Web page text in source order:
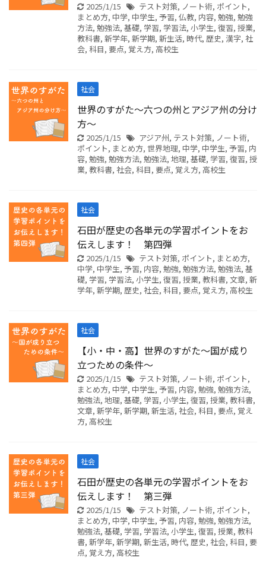
2025/1/15 テスト対策, ノート術, ポイント,
まとめ方, 中学, 中学生, 予習, 仏教, 内容, 勉強, 勉強
方法, 勉強法, 基礎, 学習, 学習法, 小学生, 復習, 授業,
教科書, 新学年, 新学期, 新生活, 時代, 歴史, 漢字, 社
会, 科目, 要点, 覚え方, 高校生
社会
世界のすがた～六つの州とアジア州の分け
方～
2025/1/15 アジア州, テスト対策, ノート術,
ポイント, まとめ方, 世界地理, 中学, 中学生, 予習, 内
容, 勉強, 勉強方法, 勉強法, 地理, 基礎, 学習, 復習, 授
業, 教科書, 社会, 科目, 要点, 覚え方, 高校生
社会
石田が歴史の各単元の学習ポイントをお
伝えします！ 第四弾
2025/1/15 テスト対策, ポイント, まとめ方,
中学, 中学生, 予習, 内容, 勉強, 勉強方法, 勉強法, 基
礎, 学習, 学習法, 小学生, 復習, 授業, 教科書, 文章, 新
学年, 新学期, 歴史, 社会, 科目, 要点, 覚え方, 高校生
社会
【小・中・高】世界のすがた～国が成り
立つための条件～
2025/1/15 テスト対策, ノート術, ポイント,
まとめ方, 中学, 中学生, 予習, 内容, 勉強, 勉強方法,
勉強法, 地理, 基礎, 学習, 小学生, 復習, 授業, 教科書,
文章, 新学年, 新学期, 新生活, 社会, 科目, 要点, 覚え
方, 高校生
社会
石田が歴史の各単元の学習ポイントをお
伝えします！ 第三弾
2025/1/15 テスト対策, ノート術, ポイント,
まとめ方, 中学, 中学生, 予習, 内容, 勉強, 勉強方法,
勉強法, 基礎, 学習, 学習法, 小学生, 復習, 授業, 教科
書, 新学年, 新学期, 新生活, 時代, 歴史, 社会, 科目, 要
点, 覚え方, 高校生